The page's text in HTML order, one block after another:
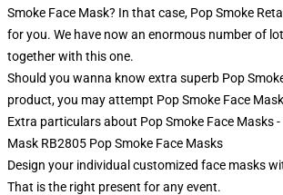
Smoke Face Mask? In that case, Pop Smoke
for you. We have now an enormous number of
together with this one.
Should you wanna know extra superb Pop
product, you may attempt Pop Smoke Face
Extra particulars about Pop Smoke Face Masks -
Mask RB2805 Pop Smoke Face Masks
Design your individual customized face masks
That is the right present for any event.